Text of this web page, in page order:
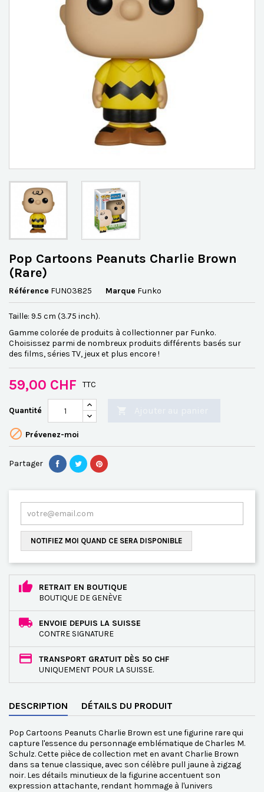
Pop Cartoons Peanuts Charlie Brown
(Rare)
Référence FUN03825 Marque Funko
Taille: 9.5 cm (3.75 inch).
Gamme colorée de produits à collectionner par Funko.
Choisissez parmi de nombreux produits différents basés sur
des films, séries TV, jeux et plus encore !
59,00 CHF TTC
Quantité
 Prévenez-moi
Partager
NOTIFIEZ MOI QUAND CE SERA DISPONIBLE
RETRAIT EN BOUTIQUE
BOUTIQUE DE GENÈVE
ENVOIE DEPUIS LA SUISSE
CONTRE SIGNATURE
TRANSPORT GRATUIT DÈS 50 CHF
UNIQUEMENT POUR LA SUISSE.
DESCRIPTION DÉTAILS DU PRODUIT
Pop Cartoons Peanuts Charlie Brown est une figurine rare qui
capture l'essence du personnage emblématique de Charles M.
Schulz. Cette pièce de collection met en avant Charlie Brown
dans sa tenue classique, avec son célèbre pull jaune à zigzag
noir. Les détails minutieux de la figurine accentuent son
expression attachante, rendant hommage à l'univers